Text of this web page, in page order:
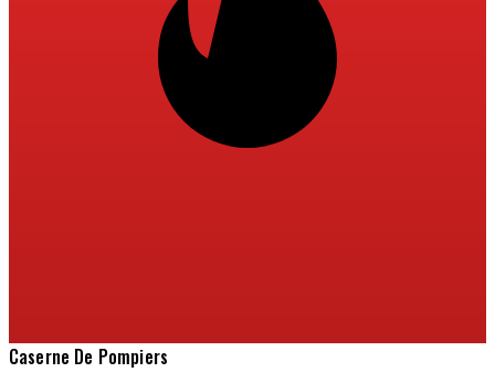
Caserne De Pompiers